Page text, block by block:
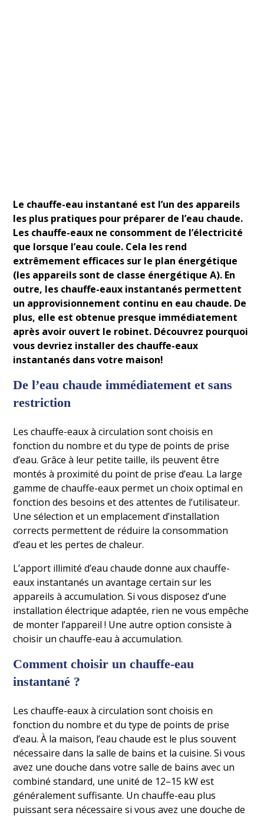
Le chauffe-eau instantané est l’un des appareils
les plus pratiques pour préparer de l’eau chaude.
Les chauffe-eaux ne consomment de l’électricité
que lorsque l’eau coule. Cela les rend
extrêmement efficaces sur le plan énergétique
(les appareils sont de classe énergétique A). En
outre, les chauffe-eaux instantanés permettent
un approvisionnement continu en eau chaude. De
plus, elle est obtenue presque immédiatement
après avoir ouvert le robinet. Découvrez pourquoi
vous devriez installer des chauffe-eaux
instantanés dans votre maison!
De l’eau chaude immédiatement et sans
restriction
Les chauffe-eaux à circulation sont choisis en
fonction du nombre et du type de points de prise
d’eau. Grâce à leur petite taille, ils peuvent être
montés à proximité du point de prise d’eau. La large
gamme de chauffe-eaux permet un choix optimal en
fonction des besoins et des attentes de l’utilisateur.
Une sélection et un emplacement d’installation
corrects permettent de réduire la consommation
d’eau et les pertes de chaleur.
L’apport illimité d’eau chaude donne aux chauffe-
eaux instantanés un avantage certain sur les
appareils à accumulation. Si vous disposez d’une
installation électrique adaptée, rien ne vous empêche
de monter l’appareil ! Une autre option consiste à
choisir un chauffe-eau à accumulation.
Comment choisir un chauffe-eau
instantané ?
Les chauffe-eaux à circulation sont choisis en
fonction du nombre et du type de points de prise
d’eau. À la maison, l’eau chaude est le plus souvent
nécessaire dans la salle de bains et la cuisine. Si vous
avez une douche dans votre salle de bains avec un
combiné standard, une unité de 12–15 kW est
généralement suffisante. Un chauffe-eau plus
puissant sera nécessaire si vous avez une douche de